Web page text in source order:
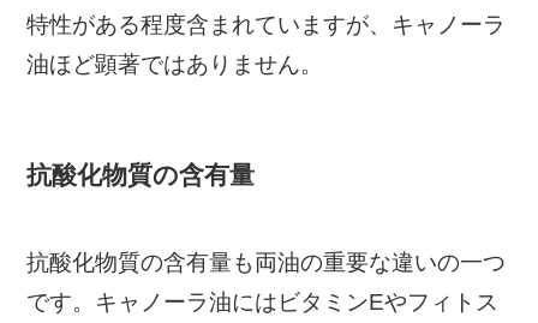
特性がある程度含まれていますが、キャノーラ
油ほど顕著ではありません。
抗酸化物質の含有量
抗酸化物質の含有量も両油の重要な違いの一つ
です。キャノーラ油にはビタミンEやフィトス